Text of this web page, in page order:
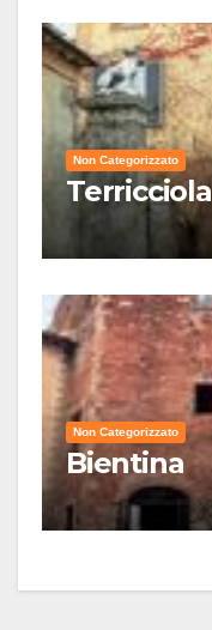
Non Categorizzato
Terricciola
Non Categorizzato
Bientina